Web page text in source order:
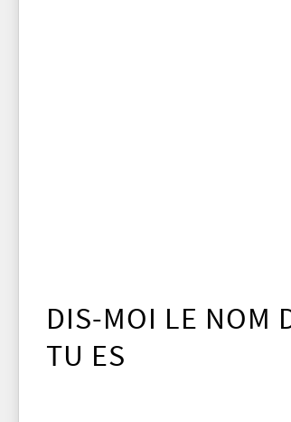
DIS-MOI LE NOM
TU ES